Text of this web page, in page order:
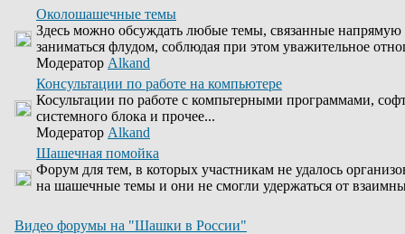
Околошашечные темы
Здесь можно обсуждать любые темы, связанные
заниматься флудом, соблюдая при этом уважительное
Модератор Alkand
Консультации по работе на компьютере
Косультации по работе с компьтерными программами,
системного блока и прочее...
Модератор Alkand
Шашечная помойка
Форум для тем, в которых участникам не удалось
на шашечные темы и они не смогли удержаться от
Видео форумы на "Шашки в России"